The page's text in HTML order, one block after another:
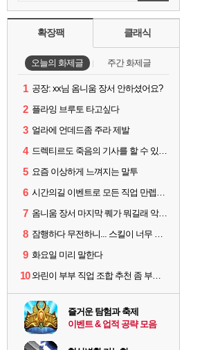
확장팩 클래식
오늘의 화제글 주간 화제글
1 공장: xx님 옴니움 장서 안하셨어요?
2 플라잉 브루토 타고싶다
3 얼라에 언데드좀 주라 제발
4 드렉티르도 죽음의 기사를 할 수 있기를
5 요즘 이상하게 느껴지는 말투
6 시간의길 이벤트로 모든 직업 만렙찍었는데...
7 옴니움 장서 마지막 퀘가 뭐길래 악명이 높은거임?
8 잠행하다 무전하니... 스킬이 너무 많소...ㅠㅠ
9 화요일 미리 말한다
10 와린이 부부 직업 조합 추천 좀 부탁드립니다! 형님들!
즐거운 탐험과 축제
이벤트 & 업적 공략 모음